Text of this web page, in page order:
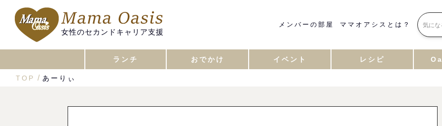
女性のセカンドキャリア支援
メンバーの部屋 ママオアシスとは？
ランチ おでかけ イベント レシピ
TOP あーりぃ